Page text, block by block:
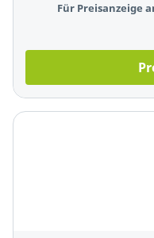
Für Preisanzeige